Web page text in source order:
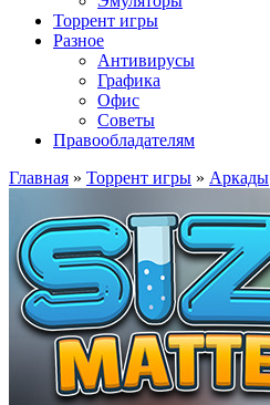
Торрент игры
Разное
Антивирусы
Графика
Офис
Советы
Правообладателям
Главная » Торрент игры » Аркады